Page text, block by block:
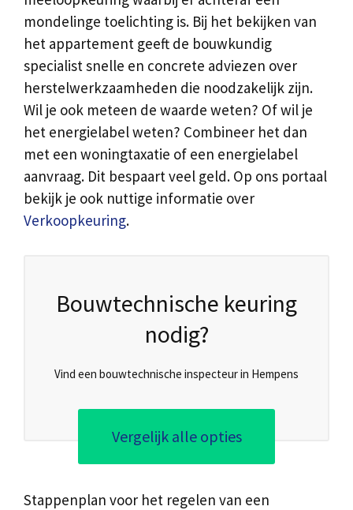
mondelinge toelichting is. Bij het bekijken van
het appartement geeft de bouwkundig
specialist snelle en concrete adviezen over
herstelwerkzaamheden die noodzakelijk zijn.
Wil je ook meteen de waarde weten? Of wil je
het energielabel weten? Combineer het dan
met een woningtaxatie of een energielabel
aanvraag. Dit bespaart veel geld. Op ons portaal
bekijk je ook nuttige informatie over
Verkoopkeuring.
Bouwtechnische keuring
nodig?
Vind een bouwtechnische inspecteur in Hempens
Vergelijk alle opties
Stappenplan voor het regelen van een